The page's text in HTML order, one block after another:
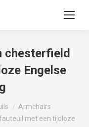
chesterfield
Engelse
Armchairs
met een tijdloze